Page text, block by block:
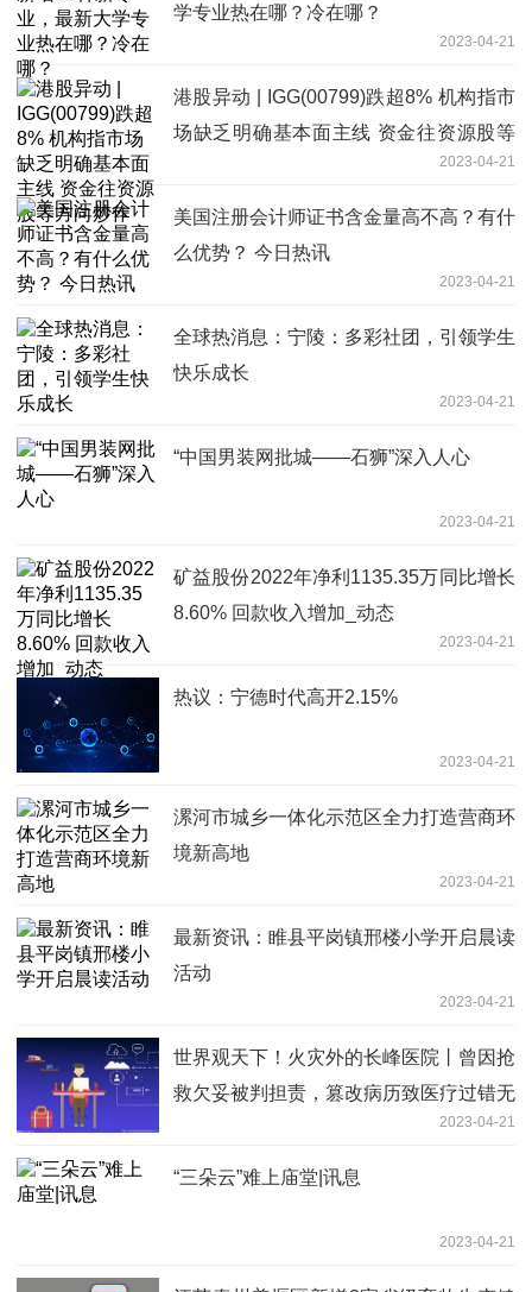
学专业热在哪？冷在哪？
2023-04-21
港股异动 | IGG(00799)跌超8% 机构指市
场缺乏明确基本面主线 资金往资源股等
2023-04-21
美国注册会计师证书含金量高不高？有什
么优势？ 今日热讯
2023-04-21
全球热消息：宁陵：多彩社团，引领学生
快乐成长
2023-04-21
“中国男装网批城——石狮”深入人心
2023-04-21
矿益股份2022年净利1135.35万同比增长
8.60% 回款收入增加_动态
2023-04-21
热议：宁德时代高开2.15%
2023-04-21
漯河市城乡一体化示范区全力打造营商环
境新高地
2023-04-21
最新资讯：睢县平岗镇邢楼小学开启晨读
活动
2023-04-21
世界观天下！火灾外的长峰医院丨曾因抢
救欠妥被判担责，篡改病历致医疗过错无
2023-04-21
“三朵云”难上庙堂|讯息
2023-04-21